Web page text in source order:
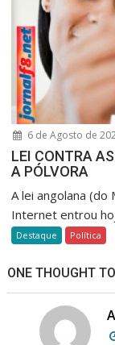
6 de Agosto de
LEI CONTRA
A PÓLVORA
A lei angolana (do
Internet entrou
Destaque Política
ONE THOUGHT